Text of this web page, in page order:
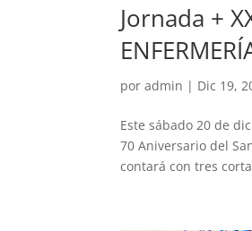
Jornada +
poradmin | Dic 19,
Este sábado 20 de
70 Aniversario del
contará con tres